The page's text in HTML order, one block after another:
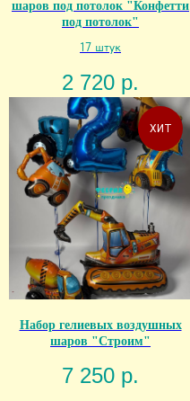
шаров под потолок "Конфетти
под потолок"
17 штук
2 720 р.
ХИТ
Набор гелиевых воздушных
шаров "Строим"
7 250 р.